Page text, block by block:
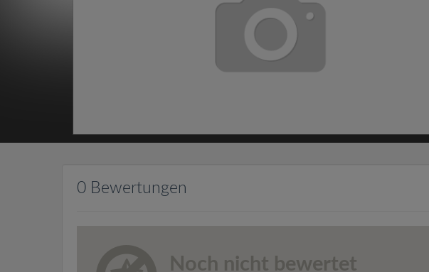
0 Bewertungen
Noch nicht bewertet